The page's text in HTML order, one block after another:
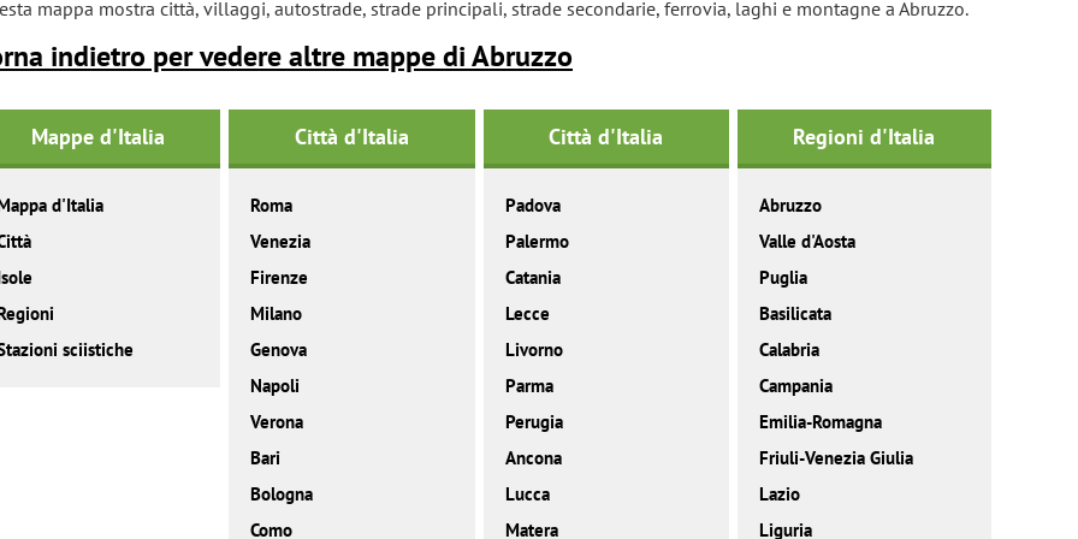
mappa mostra città, villaggi, autostrade, strade principali, strade secondarie, ferrovia, laghi e montagne a Abruzzo.
indietro per vedere altre mappe di Abruzzo
Mappe d'Italia
d'Italia
sciistiche
Città d'Italia
Roma
Venezia
Firenze
Milano
Genova
Napoli
Verona
Bari
Bologna
Como
Città d'Italia
Padova
Palermo
Catania
Lecce
Livorno
Parma
Perugia
Ancona
Lucca
Matera
Regioni d'Italia
Abruzzo
Valle d'Aosta
Puglia
Basilicata
Calabria
Campania
Emilia-Romagna
Friuli-Venezia Giulia
Lazio
Liguria